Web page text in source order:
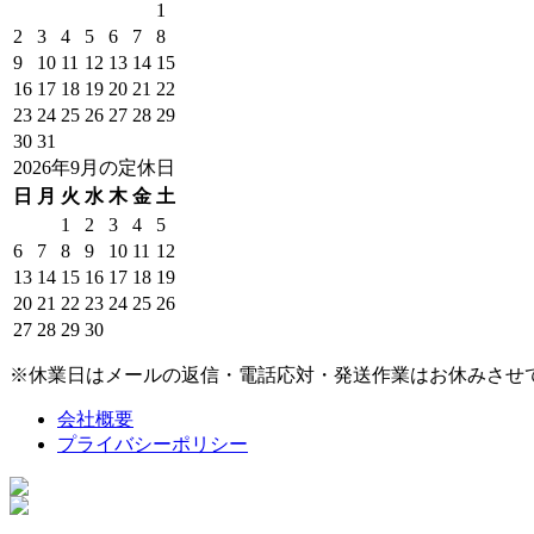
1
2
3 4 5 6 7
8
9
10 11 12 13 14 15
16 17 18 19 20 21 22
23 24 25 26 27 28 29
30 31
2026年9月の定休日
日
月 火 水 木 金 土
1
2 3 4
5
6
7 8 9 10 11 12
13 14 15 16 17 18 19
20 21 22 23 24 25 26
27 28 29 30
※休業日はメールの返信・電話応対・発送作業はお休みさせ
会社概要
プライバシーポリシー